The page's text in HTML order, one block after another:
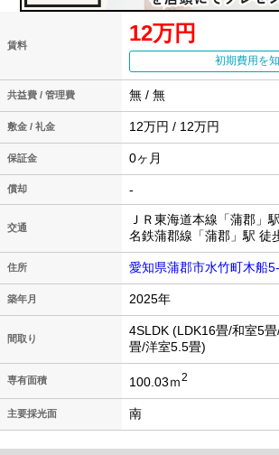
賃料 12万円
初期費用を
共益費 / 管理費 無 / 無
敷金 / 礼金 12万円 / 12万円
保証金 0ヶ月
償却 -
交通
ＪＲ東海道本線「蒲郡」
名鉄蒲郡線「蒲郡」駅 徒
住所 愛知県蒲郡市水竹町木船
築年月 2025年
間取り
4SLDK (LDK16畳/和室5
畳/洋室5.5畳)
専有面積 100.03ｍ2
主要採光面 南